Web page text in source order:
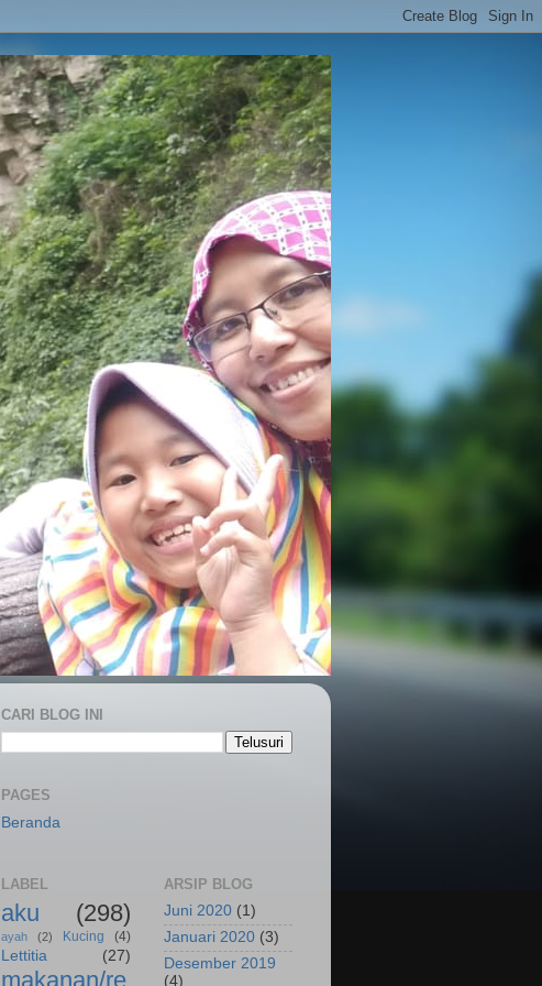
CARI BLOG INI
PAGES
Beranda
LABEL
aku (298)
ayah (2) Kucing (4)
Lettitia (27)
makanan/re
ARSIP BLOG
Juni 2020 (1)
Januari 2020 (3)
Desember 2019
(4)